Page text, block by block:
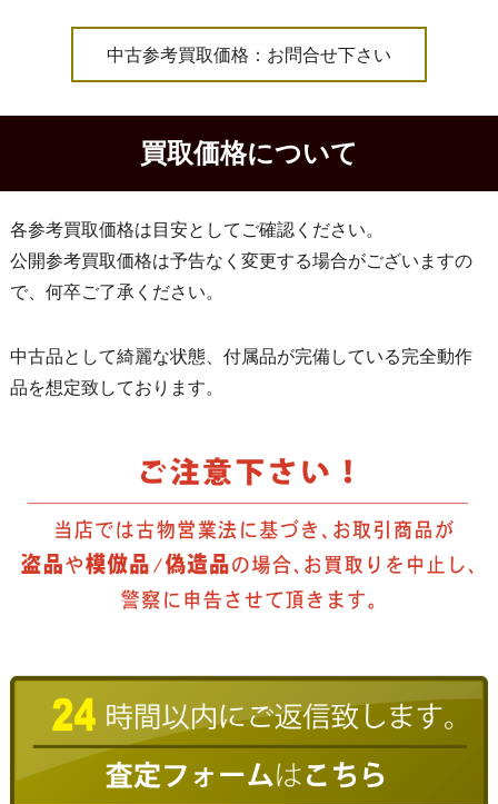
中古参考買取価格：お問合せ下さい
買取価格について
各参考買取価格は目安としてご確認ください。
公開参考買取価格は予告なく変更する場合がございますの
で、何卒ご了承ください。
中古品として綺麗な状態、付属品が完備している完全動作
品を想定致しております。